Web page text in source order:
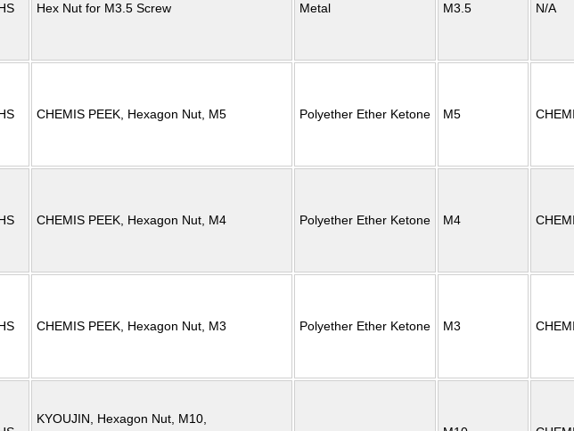
Hex Nut for M3.5 Screw Metal M3.5 N/A
CHEMIS PEEK, Hexagon Nut, M5 Polyether Ether Ketone M5
CHEMIS PEEK, Hexagon Nut, M4 Polyether Ether Ketone M4
CHEMIS PEEK, Hexagon Nut, M3 Polyether Ether Ketone M3
KYOUJIN, Hexagon Nut, M10,